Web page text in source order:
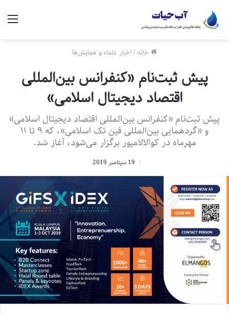
خانه/اخبار علماء و همایش‌ها
پیش ثبت‌نام «کنفرانس بین‌المللی
اقتصاد دیجیتال اسلامی»
پیش‌ ثبت‌نام «کنفرانس بین‌المللی اقتصاد دیجیتال اسلامی»
و «گردهمایی بین‌المللی فین تک اسلامی»، که ۹ تا ۱۱
مهرماه در کوالالامپور برگزار می‌شود، آغاز شد.
19 سپتامبر 2019